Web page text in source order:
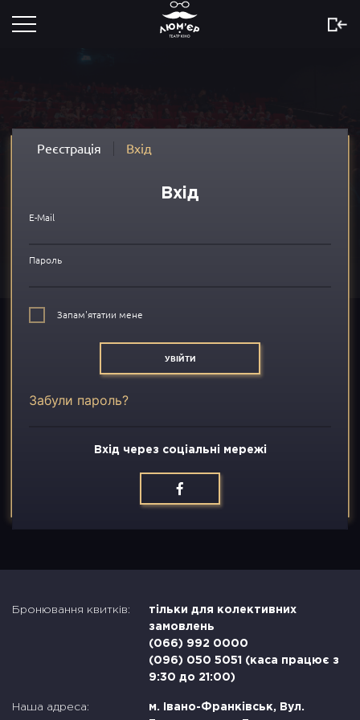
Новини
Сертифікати
Контакти
Реєстрація Вхід
Вхід
E-Mail
Пароль
Запам'ятатии мене
УВІЙТИ
Забули пароль?
Вхід через соціальні мережі
Бронювання квитків:
тільки для колективних
замовлень
(066) 992 0000
(096) 050 5051 (каса працює з
9:30 до 21:00)
Наша адреса:
м. Івано-Франківськ, Вул.